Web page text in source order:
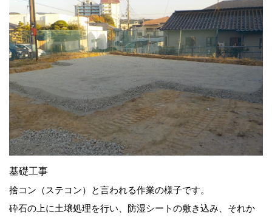
基礎工事
捨コン（ステコン）と言われる作業の様子です。
砕石の上に土壌処理を行い、防湿シートの敷き込み、それか